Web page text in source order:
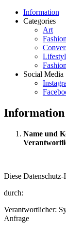
Information
Categories
Art
Fashion
Social Media
Information
Name und
Diese
durch:
Verantwortlicher:
Anfrage